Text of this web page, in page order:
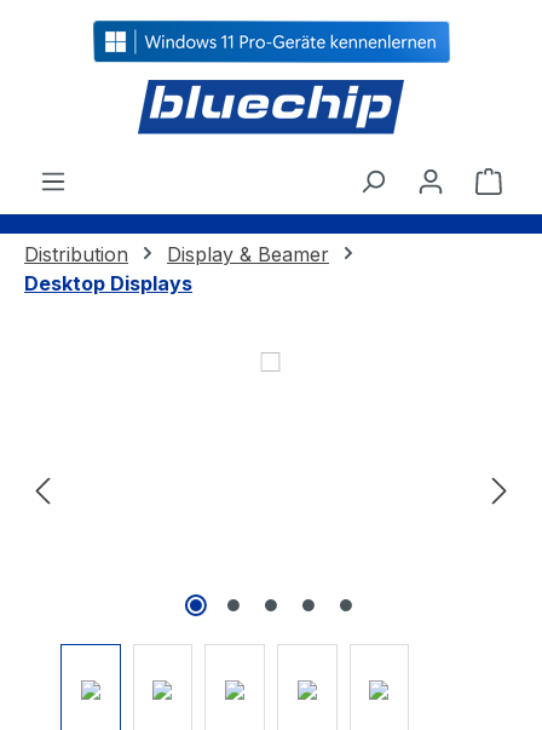
springen
Distribution
Display & Beamer
Desktop Displays
Bildergalerie überspringen